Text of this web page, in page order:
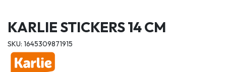
KARLIE STICKERS 14 CM
SKU: 1645309871915